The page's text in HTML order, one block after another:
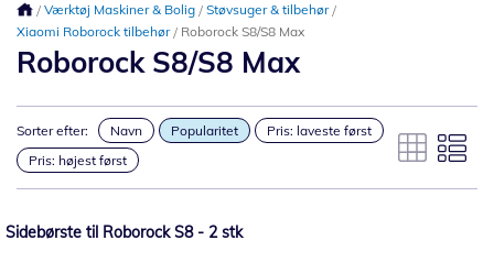
Værktøj Maskiner & Bolig
Støvsuger & tilbehør
Xiaomi Roborock tilbehør
Roborock S8/S8 Max
Roborock S8/S8 Max
Sorter efter: Navn Popularitet
Pris: laveste først
Pris: højest først
Sidebørste til Roborock S8 - 2 stk